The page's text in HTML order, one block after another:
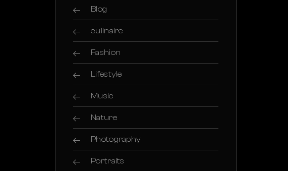
Blog
culinaire
Fashion
Lifestyle
Music
Nature
Photography
Portraits